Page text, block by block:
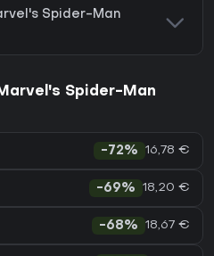
Spider-Man
Spider-Man
-72% 16,78 €
-69% 18,20 €
-68% 18,67 €